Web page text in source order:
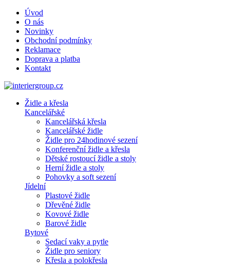
Úvod
O nás
Novinky
Obchodní podmínky
Reklamace
Doprava a platba
Kontakt
Židle a křesla
Kancelářské
Kancelářská křesla
Kancelářské židle
Židle pro 24hodinové sezení
Konferenční židle a křesla
Dětské rostoucí židle a stoly
Herní židle a stoly
Pohovky a soft sezení
Jídelní
Plastové židle
Dřevěné židle
Kovové židle
Barové židle
Bytové
Sedací vaky a pytle
Židle pro seniory
Křesla a polokřesla